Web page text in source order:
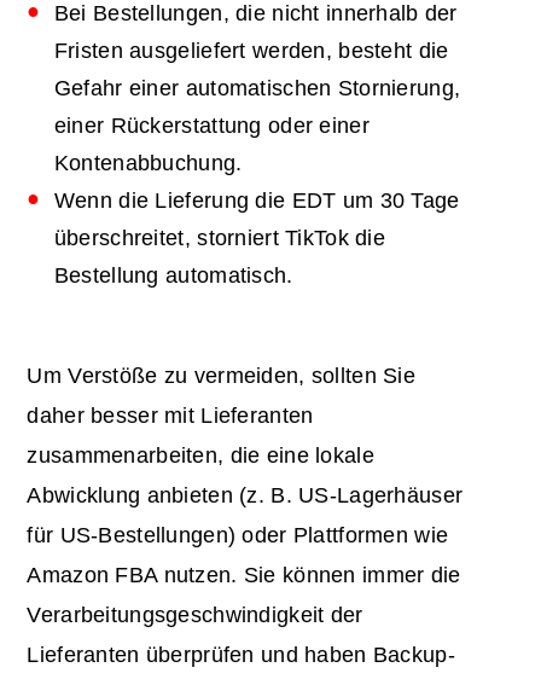
Bei Bestellungen, die nicht innerhalb der
Fristen ausgeliefert werden, besteht die
Gefahr einer automatischen Stornierung,
einer Rückerstattung oder einer
Kontenabbuchung.
Wenn die Lieferung die EDT um 30 Tage
überschreitet, storniert TikTok die
Bestellung automatisch.
Um Verstöße zu vermeiden, sollten Sie
daher besser mit Lieferanten
zusammenarbeiten, die eine lokale
Abwicklung anbieten (z. B. US-Lagerhäuser
für US-Bestellungen) oder Plattformen wie
Amazon FBA nutzen. Sie können immer die
Verarbeitungsgeschwindigkeit der
Lieferanten überprüfen und haben Backup-